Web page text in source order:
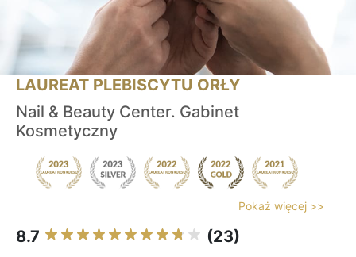
LAUREAT PLEBISCYTU ORŁY
Nail & Beauty Center. Gabinet
Kosmetyczny
Pokaż więcej >>
8.7 (23)